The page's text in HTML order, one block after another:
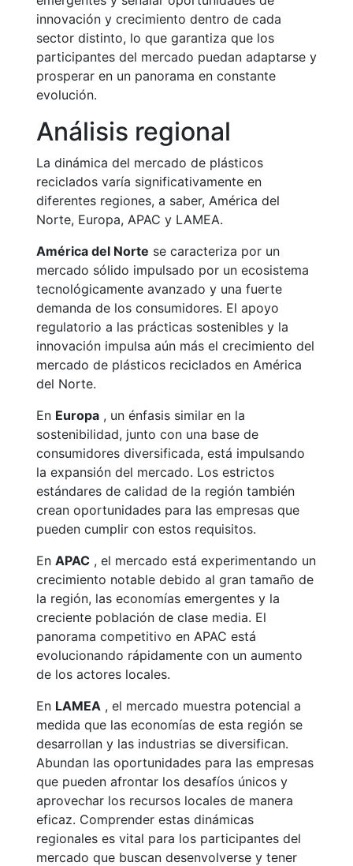
innovación y crecimiento dentro de cada
sector distinto, lo que garantiza que los
participantes del mercado puedan adaptarse y
prosperar en un panorama en constante
evolución.
Análisis regional
La dinámica del mercado de plásticos
reciclados varía significativamente en
diferentes regiones, a saber, América del
Norte, Europa, APAC y LAMEA.
América del Norte se caracteriza por un
mercado sólido impulsado por un ecosistema
tecnológicamente avanzado y una fuerte
demanda de los consumidores. El apoyo
regulatorio a las prácticas sostenibles y la
innovación impulsa aún más el crecimiento del
mercado de plásticos reciclados en América
del Norte.
En Europa , un énfasis similar en la
sostenibilidad, junto con una base de
consumidores diversificada, está impulsando
la expansión del mercado. Los estrictos
estándares de calidad de la región también
crean oportunidades para las empresas que
pueden cumplir con estos requisitos.
En APAC , el mercado está experimentando un
crecimiento notable debido al gran tamaño de
la región, las economías emergentes y la
creciente población de clase media. El
panorama competitivo en APAC está
evolucionando rápidamente con un aumento
de los actores locales.
En LAMEA , el mercado muestra potencial a
medida que las economías de esta región se
desarrollan y las industrias se diversifican.
Abundan las oportunidades para las empresas
que pueden afrontar los desafíos únicos y
aprovechar los recursos locales de manera
eficaz. Comprender estas dinámicas
regionales es vital para los participantes del
mercado que buscan desenvolverse y tener